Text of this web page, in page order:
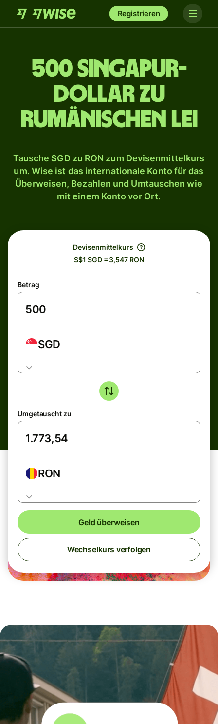
Registrieren
500 Singapur-
Dollar zu
rumänischen Lei
Tausche SGD zu RON zum Devisenmittelkurs
um. Wise ist das internationale Konto für das
Überweisen, Bezahlen und Umtauschen wie
mit einem Konto vor Ort.
Devisenmittelkurs
S$1 SGD = 3,547 RON
Betrag
SGD
Umgetauscht zu
RON
Geld überweisen
Wechselkurs verfolgen